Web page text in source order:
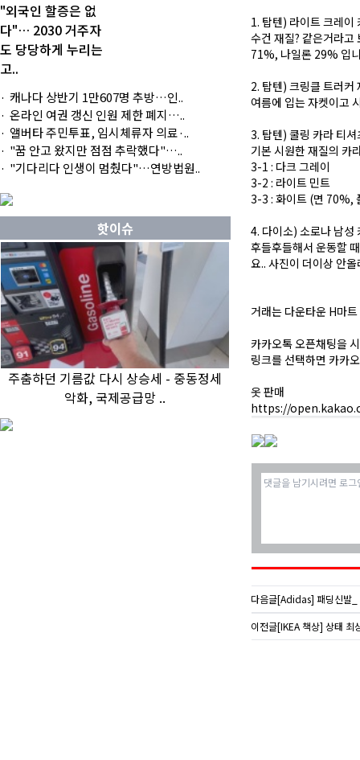
"외국인 할증은 없
다"… 2030 거주자
도 당당하게 누리는
고..
캐나다 상반기 1만607명 추방…인..
온라인 여권 갱신 인원 제한 폐지…..
앨버타 주민투표, 임시체류자 의료·..
"꿈 안고 왔지만 점점 추락했다"…..
"기다리다 인생이 멈췄다"…연방법원..
핫이슈
주춤하던 기름값 다시 상승세 - 중동정세
악화, 국제공급망 ..
1. 탑텐) 라이트 크레
수건 재질? 같은거라고
71%, 나일론 29% 입
2. 탑텐) 크링클 트러
여름에 입는 자켓이고
3. 탑텐) 쿨링 카라 티
기본 시원한 재질의 카
3-1 : 다크 그레이
3-2 : 라이트 민트
3-3 : 화이트 (면 70%,
4. 다이소) 소로나 남
후들후들해서 운동할
요.. 사진이 더이상 안
거래는 다운타운 H마
카카오톡 오픈채팅을
링크를 선택하면 카카
옷 판매
https://
다음글[Adidas] 패딩신발_
이전글[IKEA 책상] 상태 최